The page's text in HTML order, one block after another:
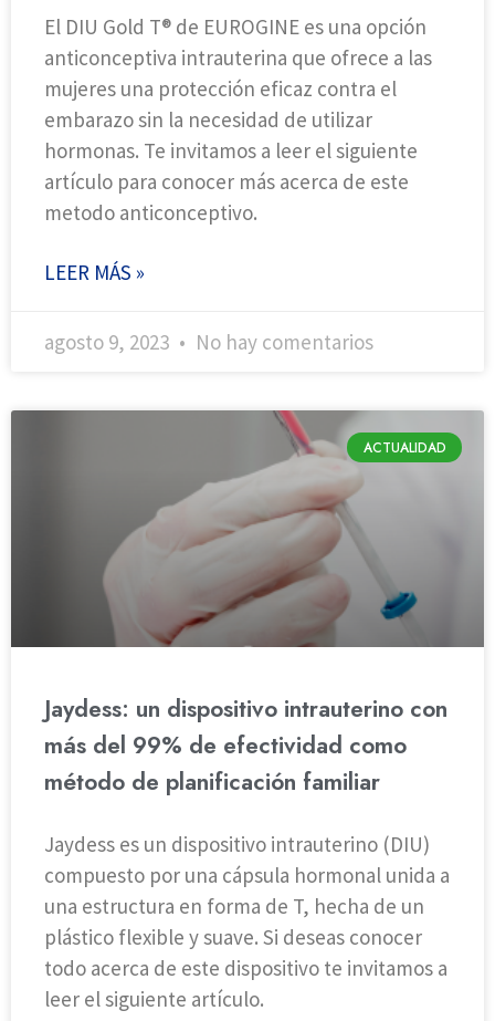
El DIU Gold T® de EUROGINE es una opción
anticonceptiva intrauterina que ofrece a las
mujeres una protección eficaz contra el
embarazo sin la necesidad de utilizar
hormonas. Te invitamos a leer el siguiente
artículo para conocer más acerca de este
metodo anticonceptivo.
LEER MÁS »
agosto 9, 2023 No hay comentarios
ACTUALIDAD
Jaydess: un dispositivo intrauterino con
más del 99% de efectividad como
método de planificación familiar
Jaydess es un dispositivo intrauterino (DIU)
compuesto por una cápsula hormonal unida a
una estructura en forma de T, hecha de un
plástico flexible y suave. Si deseas conocer
todo acerca de este dispositivo te invitamos a
leer el siguiente artículo.